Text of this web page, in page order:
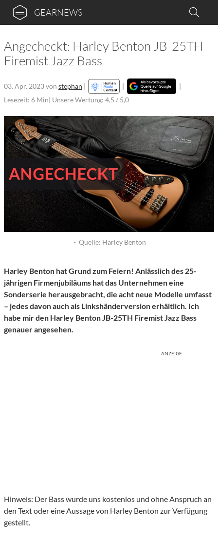
GEARNEWS
Angecheckt: Harley Benton JB-25TH
Firemist Jazz Bass
03. Apr. 2023von stephan | |
|
Lesezeit: 6 Min| Unsere Wertung: 4,5 / 5,0
· Quelle: Harley Benton
Harley Benton hat Grund zum Feiern! Anlässlich des 25-
jährigen Firmenjubiläums hat das Unternehmen eine
Sonderserie herausgebracht, die acht neue Modelle umfasst
– jedes davon auch als Linkshänderversion erhältlich. Ich
habe mir den Harley Benton JB-25TH Firemist Jazz Bass
genauer angesehen.
ANZEIGE
Hinweis: Der Bass wurde uns kostenlos und ohne Anspruch an
den Text oder eine Aussage von Harley Benton zur Verfügung
gestellt.